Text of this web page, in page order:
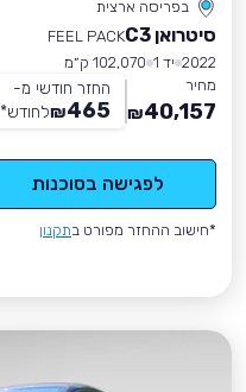
בפריסה ארצית
סיטרואן C3
FEEL PACK
2022 יד 1
102,070 ק״מ
מחיר
40,157
₪
החזר חודשי מ-
465
₪לחודש*
לפגישה בסוכנות
*חישוב ההחזר מפורט בתקנון